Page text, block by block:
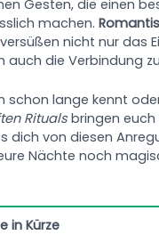
Gesten, die einen
machen.
versüßen nicht nur das
auch die Verbindung
schon lange kennt
Ritualsbringen euch
dich von diesen
Nächte noch
in Kürze